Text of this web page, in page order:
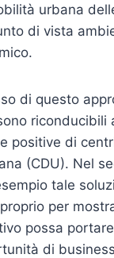
urbana
di vista
di questo
riconducibili
positive di
(CDU). Nel
tale
per
possa
di